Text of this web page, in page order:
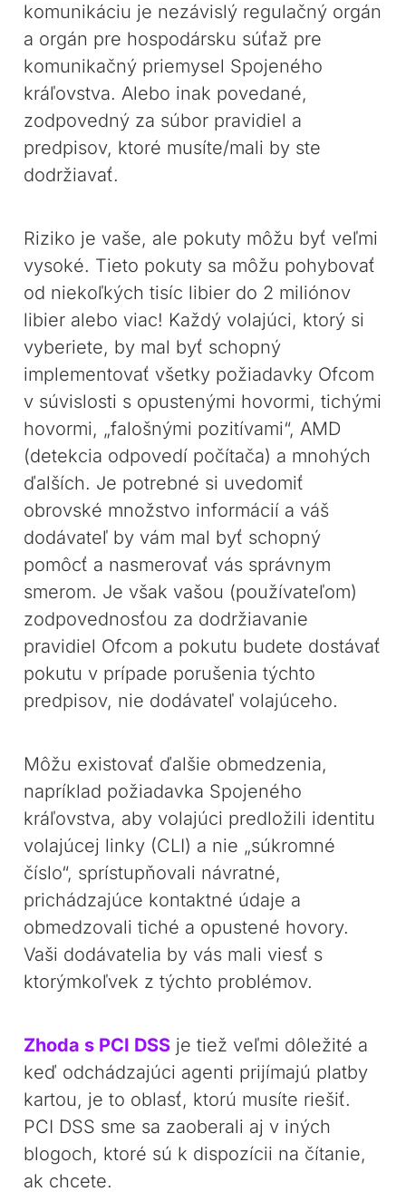
komunikáciu je nezávislý regulačný orgán
a orgán pre hospodársku súťaž pre
komunikačný priemysel Spojeného
kráľovstva. Alebo inak povedané,
zodpovedný za súbor pravidiel a
predpisov, ktoré musíte/mali by ste
dodržiavať.
Riziko je vaše, ale pokuty môžu byť veľmi
vysoké. Tieto pokuty sa môžu pohybovať
od niekoľkých tisíc libier do 2 miliónov
libier alebo viac! Každý volajúci, ktorý si
vyberiete, by mal byť schopný
implementovať všetky požiadavky Ofcom
v súvislosti s opustenými hovormi, tichými
hovormi, „falošnými pozitívami“, AMD
(detekcia odpovedí počítača) a mnohých
ďalších. Je potrebné si uvedomiť
obrovské množstvo informácií a váš
dodávateľ by vám mal byť schopný
pomôcť a nasmerovať vás správnym
smerom. Je však vašou (používateľom)
zodpovednosťou za dodržiavanie
pravidiel Ofcom a pokutu budete dostávať
pokutu v prípade porušenia týchto
predpisov, nie dodávateľ volajúceho.
Môžu existovať ďalšie obmedzenia,
napríklad požiadavka Spojeného
kráľovstva, aby volajúci predložili identitu
volajúcej linky (CLI) a nie „súkromné
číslo“, sprístupňovali návratné,
prichádzajúce kontaktné údaje a
obmedzovali tiché a opustené hovory.
Vaši dodávatelia by vás mali viesť s
ktorýmkoľvek z týchto problémov.
Zhoda s PCI DSS je tiež veľmi dôležité a
keď odchádzajúci agenti prijímajú platby
kartou, je to oblasť, ktorú musíte riešiť.
PCI DSS sme sa zaoberali aj v iných
blogoch, ktoré sú k dispozícii na čítanie,
ak chcete.